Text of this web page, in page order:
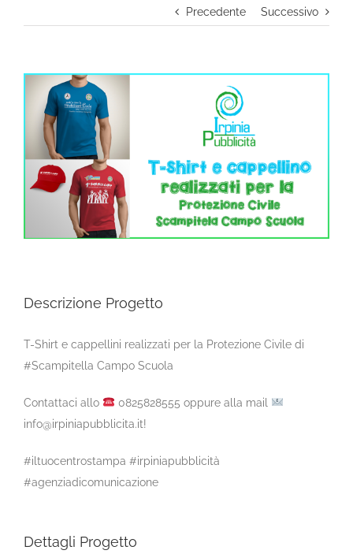
Precedente Successivo
Ingrandisci
immagine
Descrizione Progetto
T-Shirt e cappellini realizzati per la Protezione Civile di
#Scampitella Campo Scuola
Contattaci allo
0825828555 oppure alla mail
info@irpiniapubblicita.it!
#iltuocentrostampa #irpiniapubblicità
#agenziadicomunicazione
Dettagli Progetto